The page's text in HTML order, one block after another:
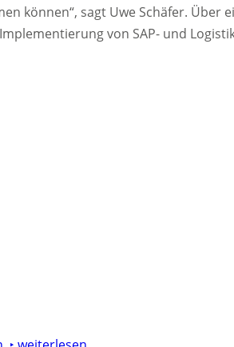
sagt Uwe Schäfer. Über
von SAP- und